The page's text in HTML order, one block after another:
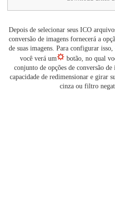
Depois de selecionar seus ICO
conversão de imagens fornecerá a
de suas imagens. Para configurar
você verá um
botão, no qual
conjunto de opções de conversão
capacidade de redimensionar e girar
cinza ou filtro